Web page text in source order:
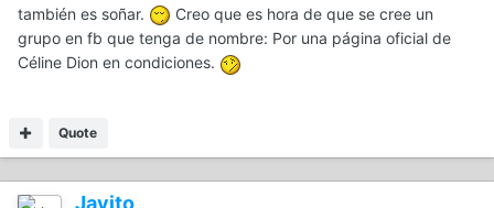
también es soñar.
Creo que es hora de que se cree un
grupo en fb que tenga de nombre: Por una página oficial de
Céline Dion en condiciones.
Quote
Javito